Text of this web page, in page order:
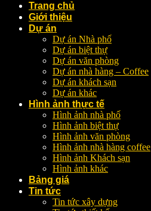
Trang chủ
Giới thiệu
Dự án
Dự án Nhà phố
Dự án biệt thự
Dự án văn phòng
Dự án nhà hàng – Coffee
Dự án khách sạn
Dự án khác
Hình ảnh thực tế
Hình ảnh nhà phố
Hình ảnh biệt thự
Hình ảnh văn phòng
Hình ảnh nhà hàng coffee
Hình ảnh Khách sạn
Hình ảnh khác
Bảng giá
Tin tức
Tin tức xây dựng